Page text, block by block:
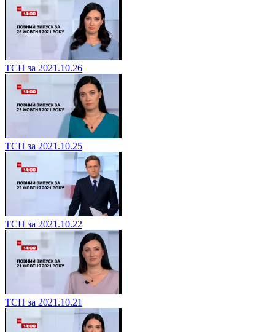
ТСН за 2021.10.26
ТСН за 2021.10.25
ТСН за 2021.10.22
ТСН за 2021.10.21